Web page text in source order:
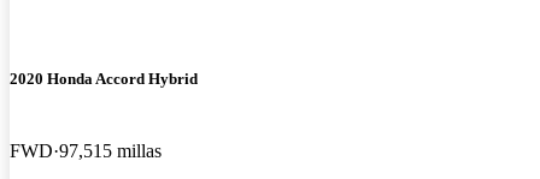
2020 Honda Accord Hybrid
FWD 97,515 millas